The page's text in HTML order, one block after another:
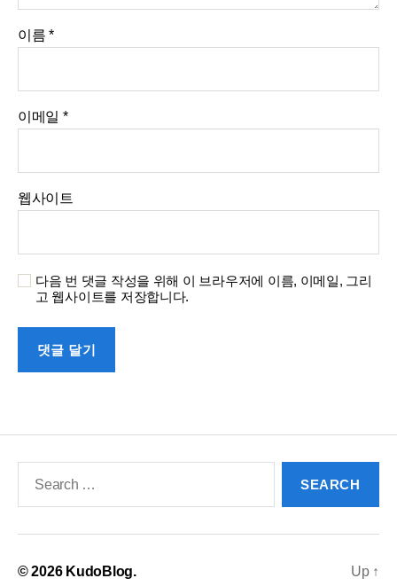
이름*
이메일 *
웹사이트
다음 번 댓글 작성을 위해 이 브라우저에 이름, 이메일, 그리
고 웹사이트를 저장합니다.
© 2026 KudoBlog. Up ↑